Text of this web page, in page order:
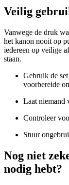
Veilig
Vanwege de druk
het kanon nooit op
iedereen op veilige
staan.
Gebruik de
voorbereide
Laat niemand
Controleer
Stuur
Nog niet
nodig hebt?